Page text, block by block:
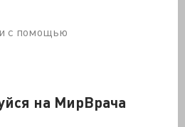
на МирВрача
с помощью